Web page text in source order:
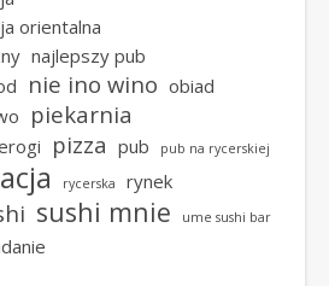
orientalna
najlepszy pub
nie ino wino obiad
piekarnia
pizza pub pub na rycerskiej
rycerska
rynek
sushi mnie
ume sushi bar